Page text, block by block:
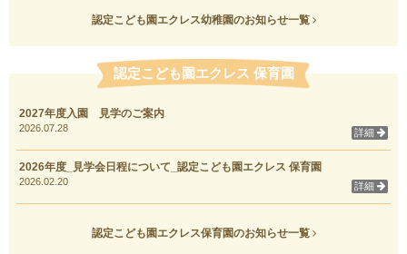
認定こども園エクレス幼稚園のお知らせ一覧
認定こども園エクレス 保育園
2027年度入園 見学のご案内
2026.07.28 詳細
2026年度_見学会日程について_認定こども園エクレス 保育園
2026.02.20 詳細
認定こども園エクレス保育園のお知らせ一覧